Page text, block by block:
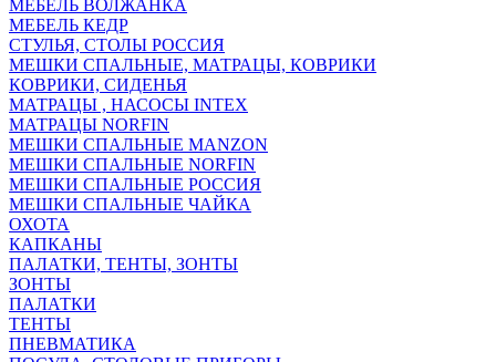
МЕБЕЛЬ ВОЛЖАНКА
МЕБЕЛЬ КЕДР
СТУЛЬЯ, СТОЛЫ РОССИЯ
МЕШКИ СПАЛЬНЫЕ, МАТРАЦЫ, КОВРИКИ
КОВРИКИ, СИДЕНЬЯ
МАТРАЦЫ , НАСОСЫ INTEX
МАТРАЦЫ NORFIN
МЕШКИ СПАЛЬНЫЕ MANZON
МЕШКИ СПАЛЬНЫЕ NORFIN
МЕШКИ СПАЛЬНЫЕ РОССИЯ
МЕШКИ СПАЛЬНЫЕ ЧАЙКА
ОХОТА
КАПКАНЫ
ПАЛАТКИ, ТЕНТЫ, ЗОНТЫ
ЗОНТЫ
ПАЛАТКИ
ТЕНТЫ
ПНЕВМАТИКА